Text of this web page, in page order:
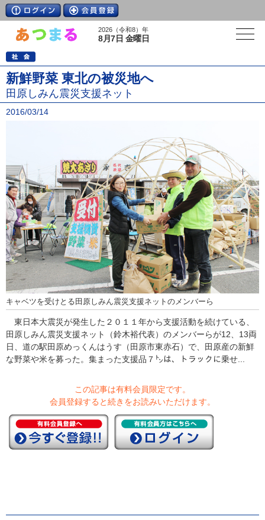
2026（令和8）年
8月7日 金曜日
新鮮野菜 東北の被災地へ
田原しみん震災支援ネット
2016/03/14
キャベツを受けとる田原しみん震災支援ネットのメンバーら
東日本大震災が発生した２０１１年から支援活動を続けている、
田原しみん震災支援ネット（鈴木裕代表）のメンバーらが12、13両
日、道の駅田原めっくんはうす（田原市東赤石）で、田原産の新鮮
な野菜や米を募った。集まった支援品７㌧は、トラックに乗せ...
この記事は有料会員限定です。
会員登録すると続きをお読みいただけます。